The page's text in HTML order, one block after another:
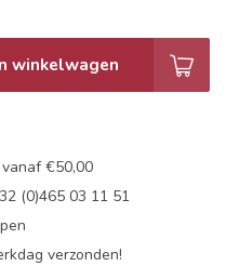
winkelwagen
€50,00
(0)465 03 11 51
verzonden!